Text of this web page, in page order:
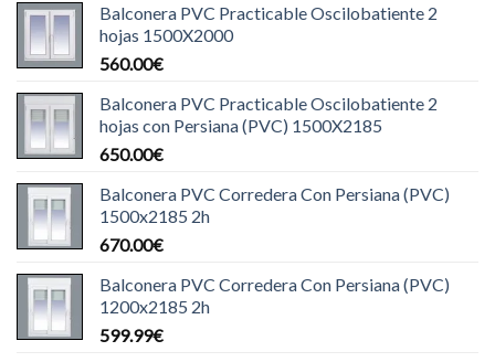
Balconera PVC Practicable Oscilobatiente 2
hojas 1500X2000
560.00€
Balconera PVC Practicable Oscilobatiente 2
hojas con Persiana (PVC) 1500X2185
650.00€
Balconera PVC Corredera Con Persiana (PVC)
1500x2185 2h
670.00€
Balconera PVC Corredera Con Persiana (PVC)
1200x2185 2h
599.99€